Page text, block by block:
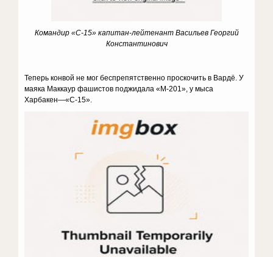
Командир «С-15» капитан-лейтенант Васильев Георгий
Константинович
Теперь конвой не мог беспрепятственно проскочить в Вардё. У
маяка Маккаур фашистов поджидала «М-201», у мыса
Харбакен—«С-15».